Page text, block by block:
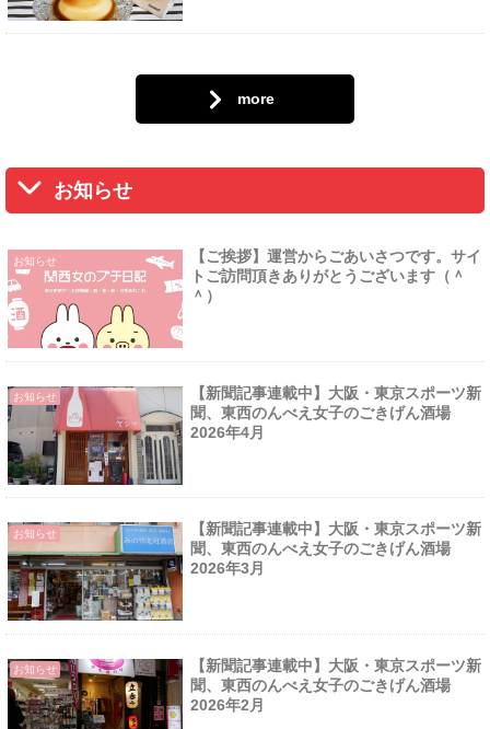
more
お知らせ
お知らせ
【ご挨拶】運営からごあいさつです。サイ
トご訪問頂きありがとうございます（＾
＾）
お知らせ
【新聞記事連載中】大阪・東京スポーツ新
聞、東西のんべえ女子のごきげん酒場
2026年4月
お知らせ
【新聞記事連載中】大阪・東京スポーツ新
聞、東西のんべえ女子のごきげん酒場
2026年3月
お知らせ
【新聞記事連載中】大阪・東京スポーツ新
聞、東西のんべえ女子のごきげん酒場
2026年2月